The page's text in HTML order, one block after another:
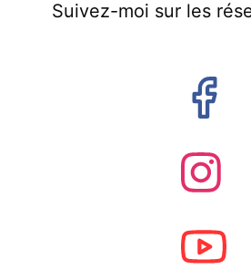
Suivez-moi sur les